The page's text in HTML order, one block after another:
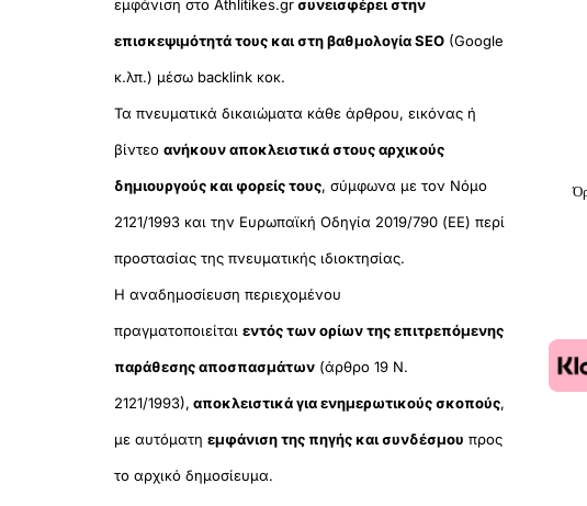
εμφάνιση στο Athlitikes.grσυνεισφέρει στην
επισκεψιμότητά τους και στη βαθμολογία SEO(Google
κ.λπ.) μέσω backlink κοκ.
Τα πνευματικά δικαιώματα κάθε άρθρου, εικόνας ή
βίντεο ανήκουν αποκλειστικά στους αρχικούς
δημιουργούς και φορείς τους, σύμφωνα με τον Νόμο
2121/1993 και την Ευρωπαϊκή Οδηγία 2019/790 (ΕΕ) περί
προστασίας της πνευματικής ιδιοκτησίας.
Η αναδημοσίευση περιεχομένου
πραγματοποιείται εντός των ορίων της επιτρεπόμενης
παράθεσης αποσπασμάτων(άρθρο 19 Ν.
2121/1993), αποκλειστικά για ενημερωτικούς σκοπούς,
με αυτόματη εμφάνιση της πηγής και συνδέσμου προς
το αρχικό δημοσίευμα.